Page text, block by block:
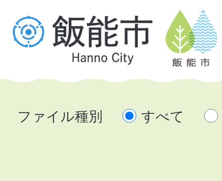
ファイル種別 すべて